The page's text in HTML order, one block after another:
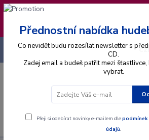
❣️ Od 4.8. do 13.8. čerpám
expedice objednávek se
14.8.2026 🐋
+420 725 736 293
Přednostní nabídka
Co nevidět budu rozesílat newsletter s
CD.
Zadej email a budeš patřit mezi
vybrat.
Přeji si odebírat novinky e-mailem dlepodmínek
údajů.